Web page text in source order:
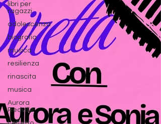
libri per
ragazzi
adolescenza
biografia
musica
resilienza
rinascita
musica
Aurora
Redville